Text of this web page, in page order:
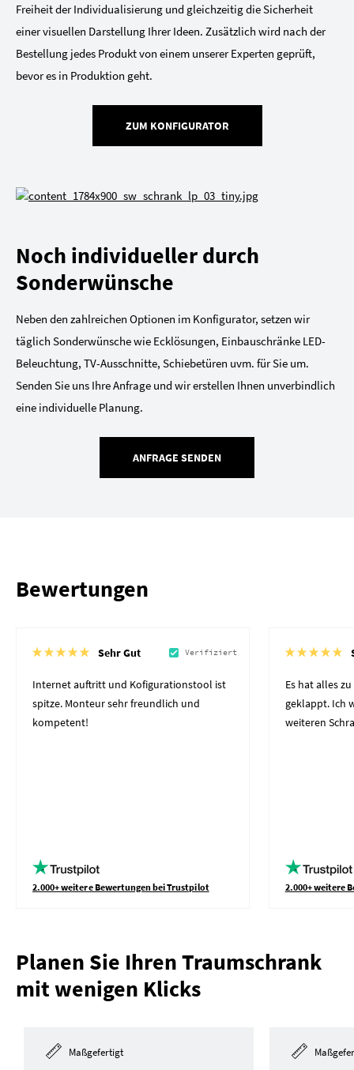
Freiheit der Individualisierung und gleichzeitig die Sicherheit
einer visuellen Darstellung Ihrer Ideen. Zusätzlich wird nach der
Bestellung jedes Produkt von einem unserer Experten geprüft,
bevor es in Produktion geht.
ZUM KONFIGURATOR
Noch individueller durch
Sonderwünsche
Neben den zahlreichen Optionen im Konfigurator, setzen wir
täglich Sonderwünsche wie Ecklösungen, Einbauschränke LED-
Beleuchtung, TV-Ausschnitte, Schiebetüren uvm. für Sie um.
Senden Sie uns Ihre Anfrage und wir erstellen Ihnen unverbindlich
eine individuelle Planung.
ANFRAGE SENDEN
Bewertungen
Sehr Gut Verifiziert
Internet auftritt und Kofigurationstool ist
spitze. Monteur sehr freundlich und
kompetent!
2.000+ weitere Bewertungen bei Trustpilot
Es hat alles
geklappt. Ich
weiteren
2.000+ weitere
Planen Sie Ihren Traumschrank
mit wenigen Klicks
Maßgefertigt